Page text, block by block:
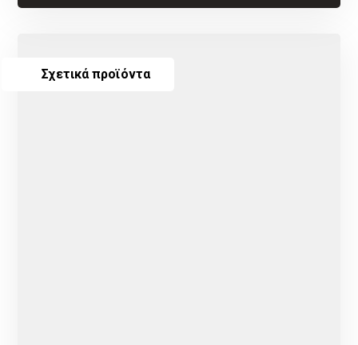
Σχετικά προϊόντα